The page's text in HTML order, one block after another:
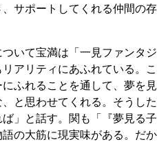
サポートしてくれる仲間の存
いて宝満は「一見ファンタジ
アリティにあふれている。こ
ふれることを通して、夢を見
と思わせてくれる。そうした
」と話す。関も「『夢見る子
の大筋に現実味がある。だか